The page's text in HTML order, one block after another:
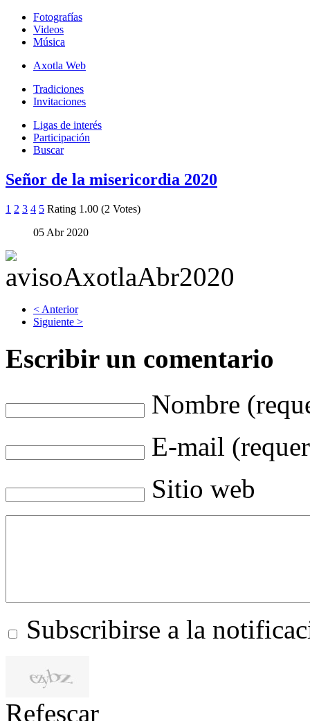
Fotografías
Videos
Música
Axotla Web
Tradiciones
Invitaciones
Ligas de interés
Participación
Buscar
Señor de la misericordia 2020
1 2 3 4 5 Rating 1.00 (2 Votes)
05 Abr 2020
< Anterior
Siguiente >
Escribir un comentario
Nombre
E-mail
Sitio web
Subscribirse a la
Refescar